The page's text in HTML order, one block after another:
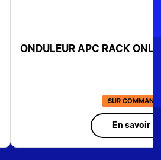
ONLINE 1KVA SRV1KRI